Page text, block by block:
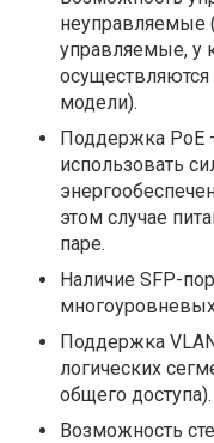
неуправляемые
управляемые, у
модели).
Поддержка PoE
использовать
этом случае
паре.
Наличие SFP-
Поддержка
логических
общего доступа).
Возможность